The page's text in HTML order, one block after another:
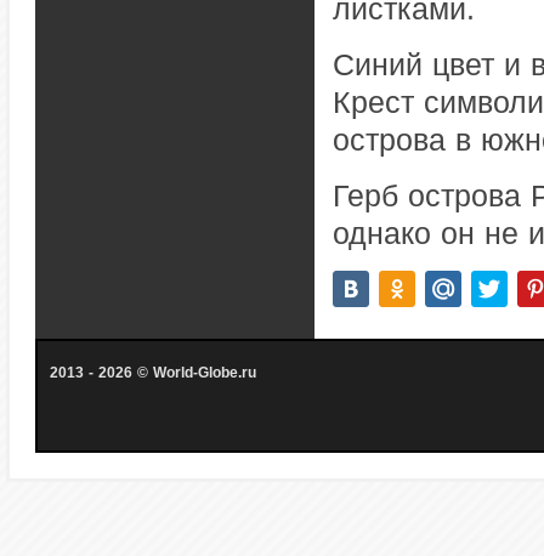
листками.
Синий цвет и
Крест
острова в
Герб острова
однако он не
2013 - 2026 © World-Globe.ru